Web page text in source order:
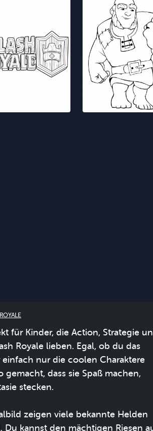
für Kinder, die Action, Strategie
Royale lieben. Egal, ob du das
nur die coolen Charaktere
gemacht, dass sie Spaß machen,
stecken.
zeigen viele bekannte Helden
Du kannst den mächtigen Riesen